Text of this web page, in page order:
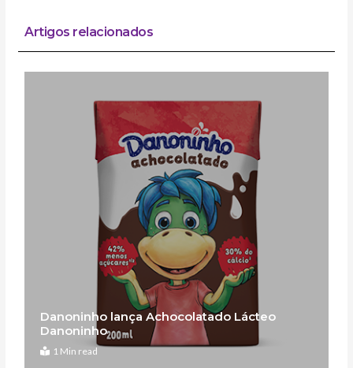
Artigos relacionados
Danoninho lança Achocolatado Lácteo
Danoninho
1 Min read